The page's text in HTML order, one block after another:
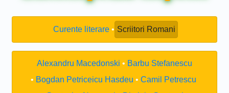
Curente literare Scriitori Romani
Alexandru Macedonski
Barbu Stefanescu
Bogdan Petriceicu Hasdeu
Camil Petrescu